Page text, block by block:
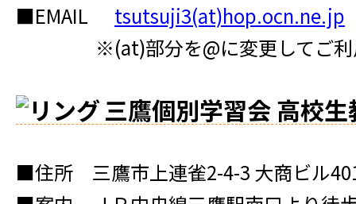
■EMAIL
tsutsuji3(at)hop.ocn.ne.jp
※(at)部分を@に変更してご
三鷹個別学習会 高校生
■住所 三鷹市上連雀2-4-3 大商ビル